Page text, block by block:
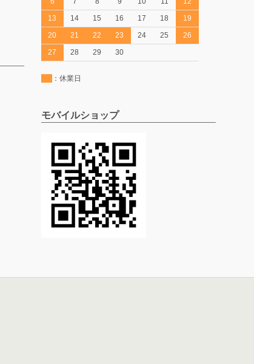
13
14 15 16 17 18
19
20
21 22 23 24 25
26
27
28 29 30
：休業日
モバイルショップ